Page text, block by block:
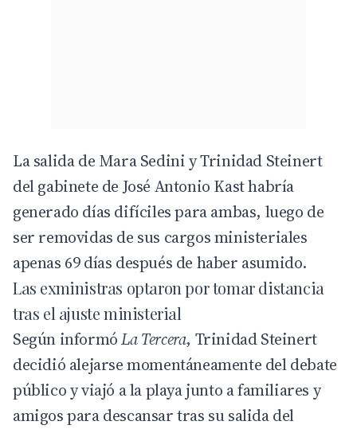
La salida de Mara Sedini y Trinidad Steinert
del gabinete de José Antonio Kast habría
generado días difíciles para ambas, luego de
ser removidas de sus cargos ministeriales
apenas 69 días después de haber asumido.
Las exministras optaron por tomar distancia
tras el ajuste ministerial
Según informóLa Tercera, Trinidad Steinert
decidió alejarse momentáneamente del debate
público y viajó a la playa junto a familiares y
amigos para descansar tras su salida del